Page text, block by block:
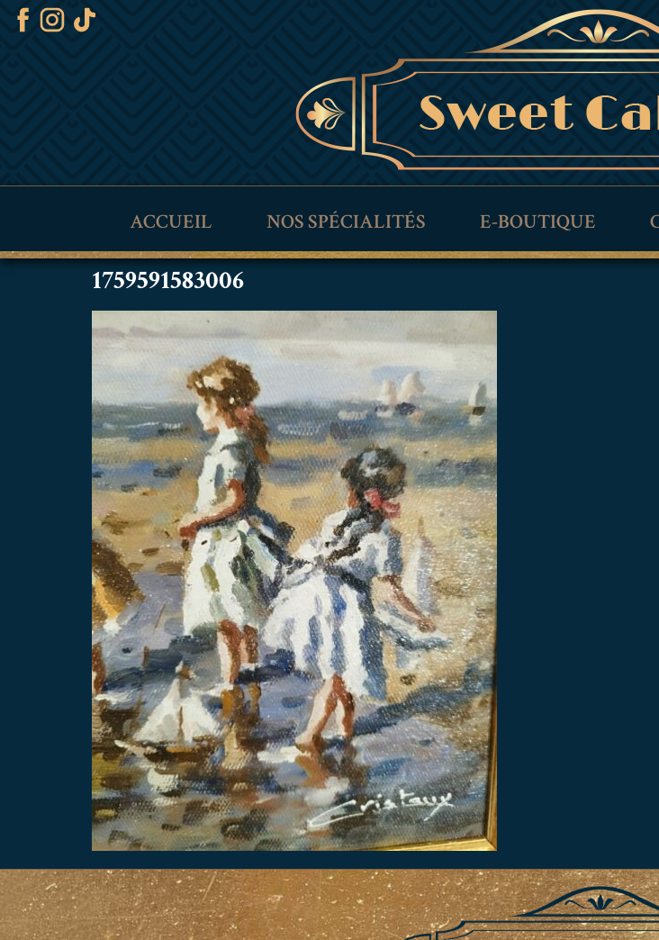
ACCUEIL NOS SPÉCIALITÉS E-BOUTIQUE
1759591583006